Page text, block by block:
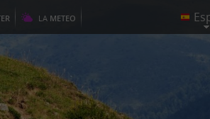
LA METEO